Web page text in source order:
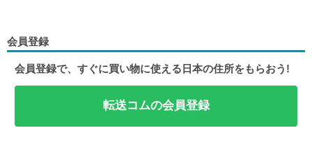
会員登録
会員登録で、すぐに買い物に使える日本の住所をもらおう!
転送コムの会員登録